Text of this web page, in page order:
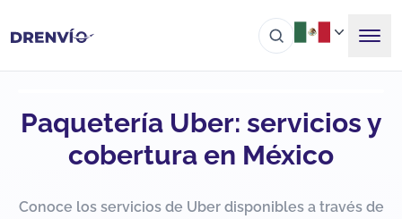
Paquetería Uber: servicios y
cobertura en México
Conoce los servicios de Uber disponibles a través de